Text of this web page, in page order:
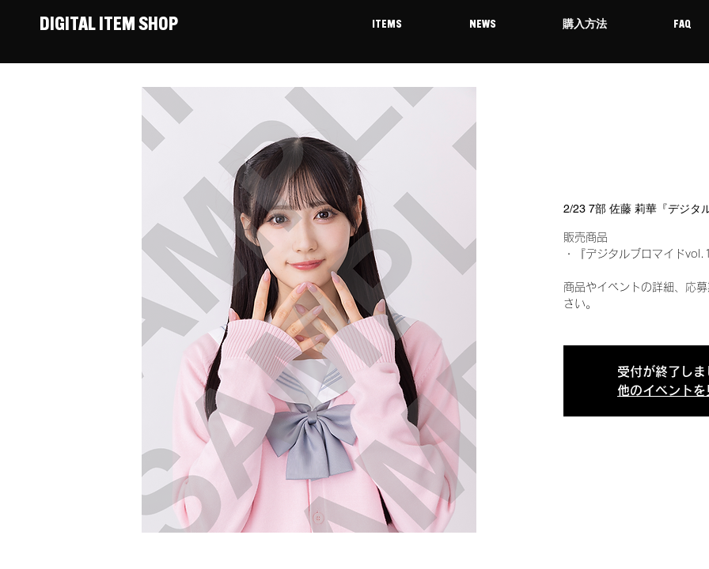
DIGITAL ITEM SHOP ITEMS NEWS 購入方法 FAQ
2/23 7部 佐藤 莉華『デジタ
販売商品
・『デジタルブロマイド
商品やイベントの詳細、応
さい。
受付が終了しま
他のイベントを